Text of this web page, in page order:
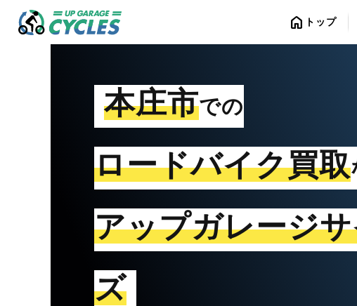
home トップ
本庄市での
ロードバイク買取
アップガレージ
ズ